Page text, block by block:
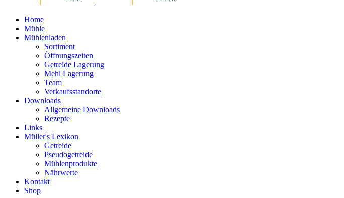
Home
Mühle
Mühlenladen
Sortiment
Öffnungszeiten
Getreide Lagerung
Mehl Lagerung
Team
Verkaufsstandorte
Downloads
Allgemeine Downloads
Rezepte
Links
Müller's Lexikon
Getreide
Pseudogetreide
Mühlenprodukte
Nährwerte
Kontakt
Shop